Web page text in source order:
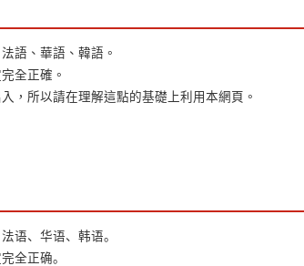
語、華語、韓語。
全正確。
，所以請在理解這點的基礎上利用本網頁。
语、华语、韩语。
全正确。